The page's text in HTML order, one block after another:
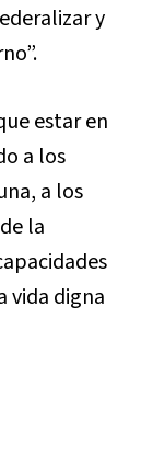
y
estar en
a los
a los
la
vida digna